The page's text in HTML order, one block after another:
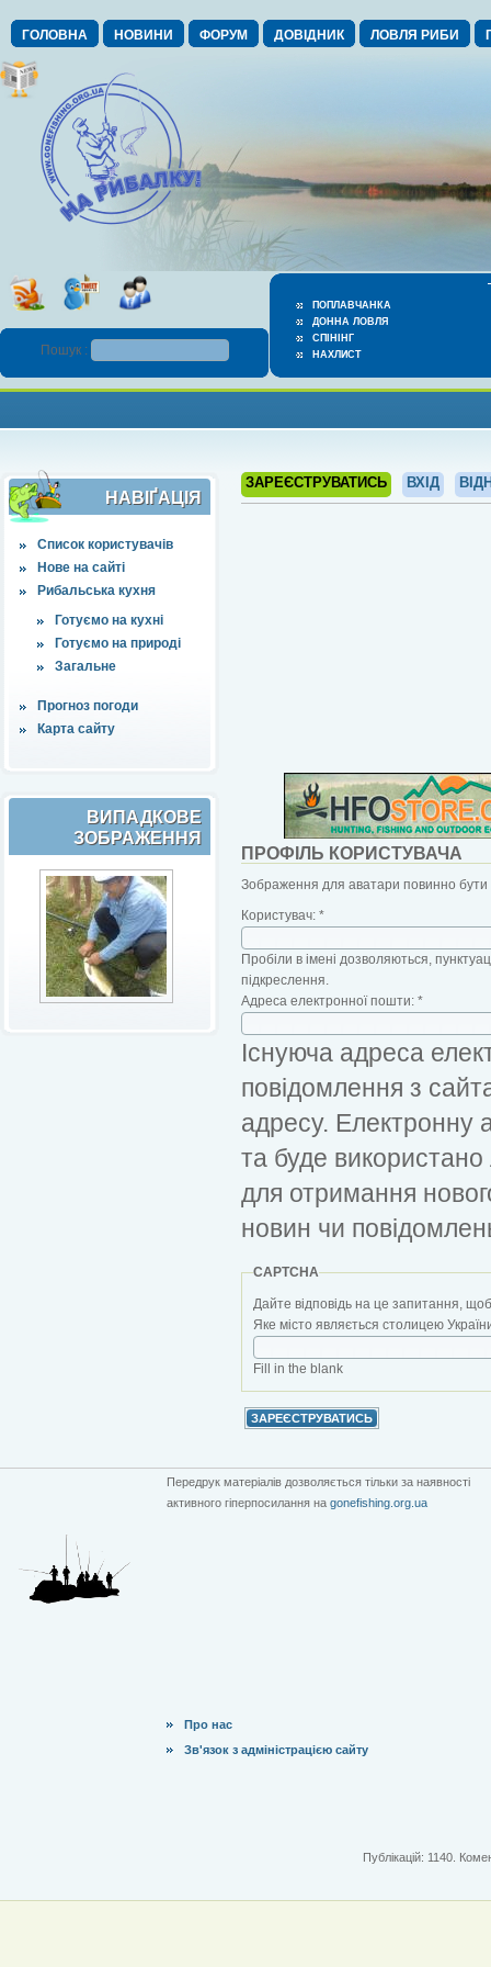
ГОЛОВНА НОВИНИ ФОРУМ ДОВІДНИК ЛОВЛЯ РИБИ
ПОПЛАВЧАНКА
ДОННА ЛОВЛЯ
СПІНІНГ
НАХЛИСТ
Пошук :
НАВІҐАЦІЯ
Список користувачів
Нове на сайті
Рибальська кухня
Готуємо на кухні
Готуємо на природі
Загальне
Прогноз погоди
Карта сайту
ВИПАДКОВЕ
ЗОБРАЖЕННЯ
ЗАРЕЄСТРУВАТИСЬ ВХІД
ПРОФІЛЬ КОРИСТУВАЧА
Зображення для аватари повинно бути
Користувач: *
Пробіли в імені дозволяються,
підкреслення.
Адреса електронної пошти: *
Існуюча адреса
повідомлення з
адресу. Електронну
та буде
для отримання
новин чи
CAPTCHA
Дайте відповідь на це запитання,
Яке місто являється столицею
Fill in the blank
Передрук матеріалів дозволяється тільки за наявності
активного гіперпосилання на gonefishing.org.ua
Про нас
Зв'язок з адміністрацією сайту
Публікацій: 1140.